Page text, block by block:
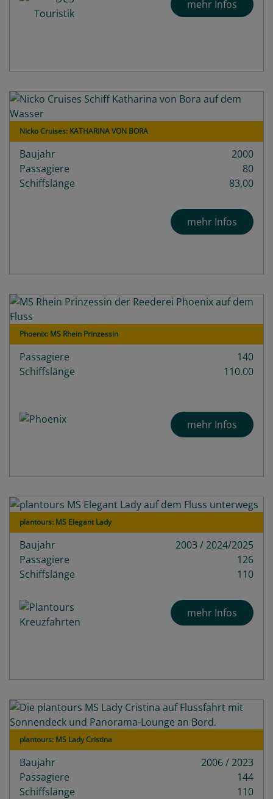
mehr Infos
Nicko Cruises: KATHARINA VON BORA
Baujahr
2000
Passagiere
80
Schiffslänge
83,00
mehr Infos
Phoenix: MS Rhein Prinzessin
Passagiere
140
Schiffslänge
110,00
mehr Infos
plantours: MS Elegant Lady
Baujahr
2003 / 2024/2025
Passagiere
126
Schiffslänge
110
mehr Infos
plantours: MS Lady Cristina
Baujahr
2006 / 2023
Passagiere
144
Schiffslänge
110